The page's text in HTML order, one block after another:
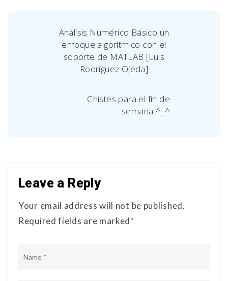
Análisis Numérico Básico un
enfoque algorítmico con el
soporte de MATLAB [Luis
Rodríguez Ojeda]
Chistes para el fin de
semana ^_^
Leave a Reply
Your email address will not be published.
Required fields are marked*